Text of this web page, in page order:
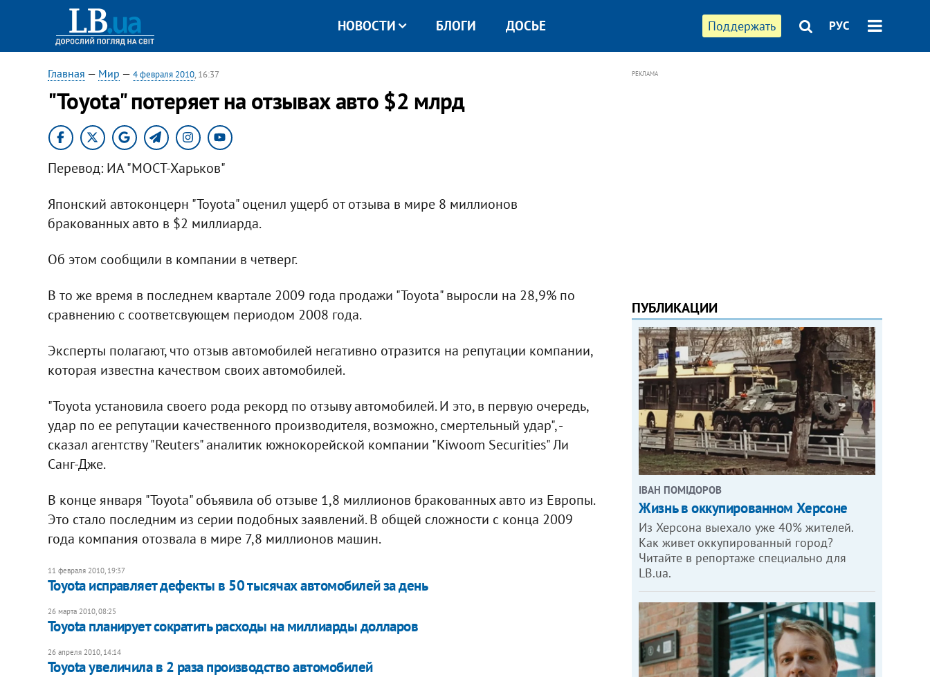
Поддержать РУС
НОВОСТИ БЛОГИ ДОСЬЕ
Главная — Мир — 4 февраля 2010, 16:37
"Toyota" потеряет на отзывах авто $2 млрд
Перевод: ИА "МОСТ-Харьков"
Японский автоконцерн "Toyota" оценил ущерб от отзыва в мире 8 миллионов
бракованных авто в $2 миллиарда.
Об этом сообщили в компании в четверг.
В то же время в последнем квартале 2009 года продажи "Toyota" выросли на 28,9% по
сравнению с соответсвующем периодом 2008 года.
Эксперты полагают, что отзыв автомобилей негативно отразится на репутации компании,
которая известна качеством своих автомобилей.
"Toyota установила своего рода рекорд по отзыву автомобилей. И это, в первую очередь,
удар по ее репутации качественного производителя, возможно, смертельный удар", -
сказал агентству "Reuters" аналитик южнокорейской компании "Kiwoom Securities" Ли
Санг-Дже.
В конце января "Toyota" объявила об отзыве 1,8 миллионов бракованных авто из Европы.
Это стало последним из серии подобных заявлений. В общей сложности с конца 2009
года компания отозвала в мире 7,8 миллионов машин.
11 февраля 2010, 19:37
Toyota исправляет дефекты в 50 тысячах автомобилей за день
26 марта 2010, 08:25
Toyota планирует сократить расходы на миллиарды долларов
26 апреля 2010, 14:14
Toyota увеличила в 2 раза производство автомобилей
РЕКЛАМА
ПУБЛИКАЦИИ
ІВАН ПОМІДОРОВ
Жизнь в оккупированном Херсоне
Из Херсона выехало уже 40% жителей.
Как живет оккупированный город?
Читайте в репортаже специально для
LB.ua.